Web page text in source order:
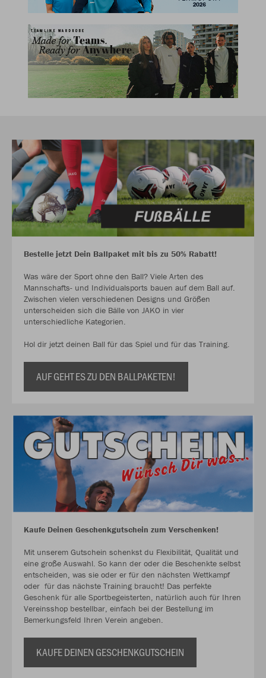
Bestelle jetzt Dein Ballpaket mit bis zu 50% Rabatt!
Was wäre der Sport ohne den Ball? Viele Arten des
Mannschafts- und Individualsports bauen auf dem Ball auf.
Zwischen vielen verschiedenen Designs und Größen
unterscheiden sich die Bälle von JAKO in vier
unterschiedliche Kategorien.
Hol dir jetzt deinen Ball für das Spiel und für das Training.
AUF GEHT ES ZU DEN BALLPAKETEN!
Kaufe Deinen Geschenkgutschein zum Verschenken!
Mit unserem Gutschein schenkst du Flexibilität, Qualität und
eine große Auswahl. So kann der oder die Beschenkte selbst
entscheiden, was sie oder er für den nächsten Wettkampf
oder für das nächste Training braucht! Das perfekte
Geschenk für alle Sportbegeisterten, natürlich auch für Ihren
Vereinsshop bestellbar, einfach bei der Bestellung im
Bemerkungsfeld Ihren Verein angeben.
KAUFE DEINEN GESCHENKGUTSCHEIN